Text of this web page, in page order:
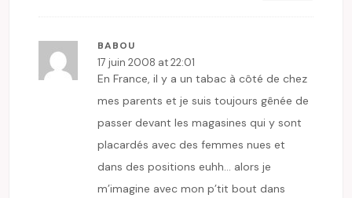
BABOU
17 juin 2008 at 22:01
En France, il y a un tabac à côté de chez
mes parents et je suis toujours gênée de
passer devant les magasines qui y sont
placardés avec des femmes nues et
dans des positions euhh… alors je
m’imagine avec mon p’tit bout dans